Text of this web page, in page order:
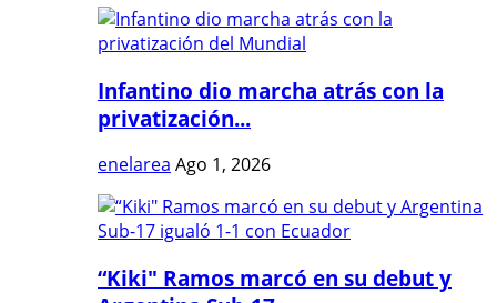
Infantino dio marcha atrás con la
privatización...
enelarea Ago 1, 2026
“Kiki" Ramos marcó en su debut y